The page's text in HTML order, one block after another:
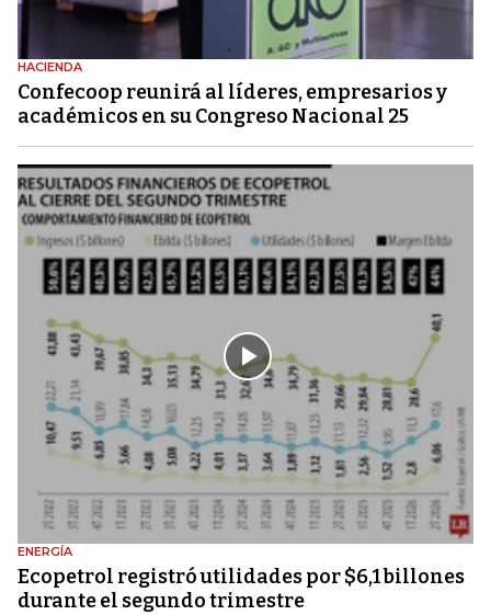
HACIENDA
Confecoop reunirá al líderes, empresarios y
académicos en su Congreso Nacional 25
ENERGÍA
Ecopetrol registró utilidades por $6,1 billones
durante el segundo trimestre